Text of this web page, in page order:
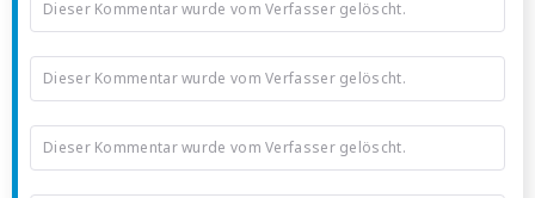
Dieser Kommentar wurde vom Verfasser gelöscht.
Dieser Kommentar wurde vom Verfasser gelöscht.
Dieser Kommentar wurde vom Verfasser gelöscht.